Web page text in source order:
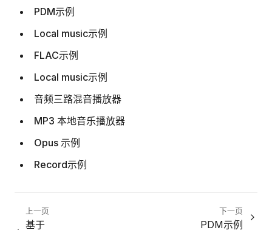
PDM示例
Local music示例
FLAC示例
Local music示例
音频三路混音播放器
MP3 本地音乐播放器
Opus 示例
Record示例
上一页
基于
下一页
PDM示例